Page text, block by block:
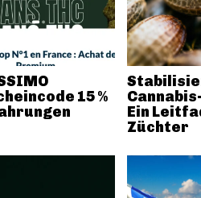
15 %
Ein
Züchter